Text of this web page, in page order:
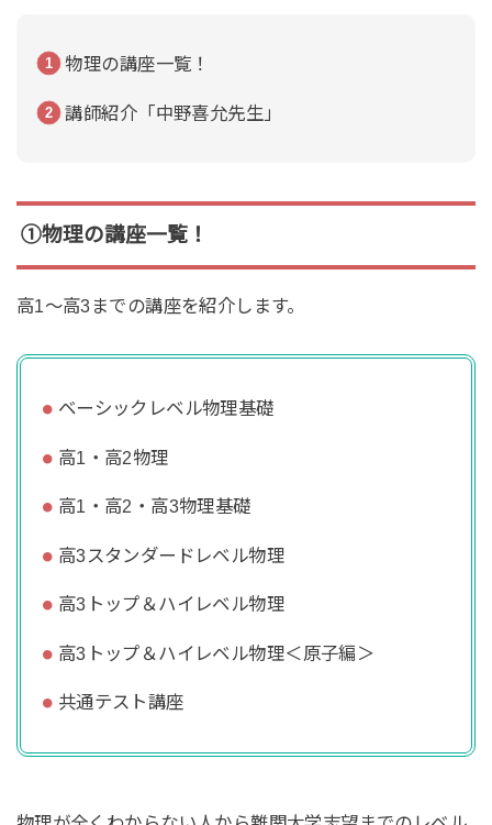
物理の講座一覧！
講師紹介「中野喜允先生」
①物理の講座一覧！
高1～高3までの講座を紹介します。
ベーシックレベル物理基礎
高1・高2物理
高1・高2・高3物理基礎
高3スタンダードレベル物理
高3トップ＆ハイレベル物理
高3トップ＆ハイレベル物理＜原子編＞
共通テスト講座